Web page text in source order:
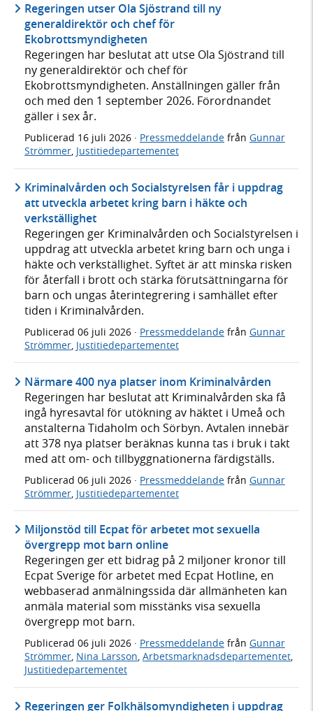
Regeringen utser Ola Sjöstrand till ny
generaldirektör och chef för
Ekobrottsmyndigheten
Regeringen har beslutat att utse Ola Sjöstrand till
ny generaldirektör och chef för
Ekobrottsmyndigheten. Anställningen gäller från
och med den 1 september 2026. Förordnandet
gäller i sex år.
Publicerad 16 juli 2026 · Pressmeddelande från Gunnar
Strömmer, Justitiedepartementet
Kriminalvården och Socialstyrelsen får i uppdrag
att utveckla arbetet kring barn i häkte och
verkställighet
Regeringen ger Kriminalvården och Socialstyrelsen i
uppdrag att utveckla arbetet kring barn och unga i
häkte och verkställighet. Syftet är att minska risken
för återfall i brott och stärka förutsättningarna för
barn och ungas återintegrering i samhället efter
tiden i Kriminalvården.
Publicerad 06 juli 2026 · Pressmeddelande från Gunnar
Strömmer, Justitiedepartementet
Närmare 400 nya platser inom Kriminalvården
Regeringen har beslutat att Kriminalvården ska få
ingå hyresavtal för utökning av häktet i Umeå och
anstalterna Tidaholm och Sörbyn. Avtalen innebär
att 378 nya platser beräknas kunna tas i bruk i takt
med att om- och tillbyggnationerna färdigställs.
Publicerad 06 juli 2026 · Pressmeddelande från Gunnar
Strömmer Justitiedepartementet
Miljonstöd till Ecpat för arbetet mot sexuella
övergrepp mot barn online
Regeringen ger ett bidrag på 2 miljoner kronor till
Ecpat Sverige för arbetet med Ecpat Hotline, en
webbaserad anmälningssida där allmänheten kan
anmäla material som misstänks visa sexuella
övergrepp mot barn.
Publicerad 06 juli 2026 · Pressmeddelande från Gunnar
Strömmer, Nina Larsson, Arbetsmarknadsdepartementet,
Justitiedepartementet
Regeringen ger Folkhälsomyndigheten i uppdrag